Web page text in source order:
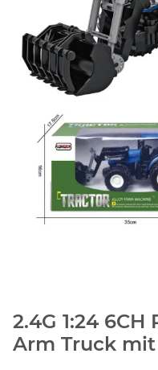
2.4G 1:24
Arm Truck